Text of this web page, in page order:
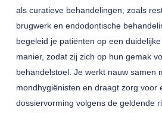
als curatieve behandelingen, zoals
brugwerk en endodontische
begeleid je patiënten op een
manier, zodat zij zich op hun gemak
behandelstoel. Je werkt nauw samen
mondhygiënisten en draagt zorg voor
dossiervorming volgens de geldende